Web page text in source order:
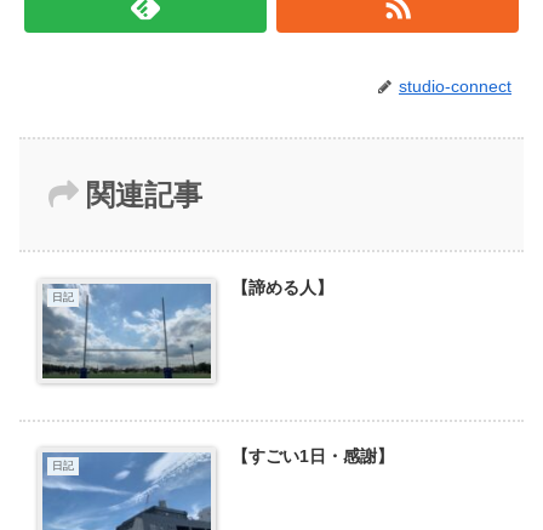
studio-connect
関連記事
日記 【諦める人】
日記 【すごい1日・感謝】